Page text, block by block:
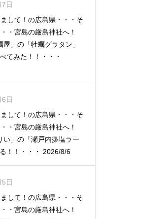
して！の広島県・・・そ
・宮島の厳島神社へ！
」の「牡蠣グラタン」
てみた！！・・・
日
して！の広島県・・・そ
・宮島の厳島神社へ！
い」の「瀬戸内藻塩ラー
！！・・・ 2026/8/6
日
して！の広島県・・・そ
・宮島の厳島神社へ！
日